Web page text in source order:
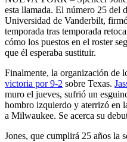
esta llamada. El número 25 del
Universidad de Vanderbilt,
temporada tras temporada
cómo los puestos en el roster
que él esperaba sustituir.
Finalmente, la organización de
victoria por 9-2 sobre Texas.
muro el jueves, sufrió un
hombro izquierdo y aterrizó en
a Milwaukee. Se acerca su
Jones, que cumplirá 25 años la